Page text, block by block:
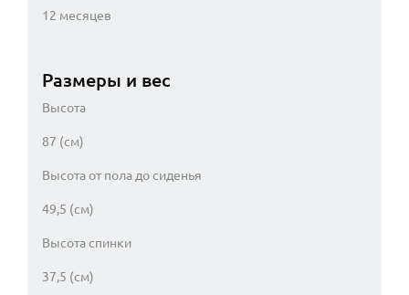
12 месяцев
Размеры и вес
Высота
87 (см)
Высота от пола до сиденья
49,5 (см)
Высота спинки
37,5 (см)